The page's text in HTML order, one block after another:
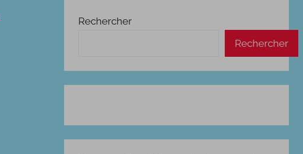
Rechercher
Rechercher